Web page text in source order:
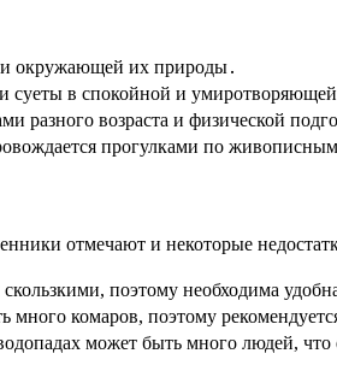
окружающей их природы․
суеты в спокойной и умиротворяющей
разного возраста и физической
прогулками по
отмечают и некоторые
поэтому необходима
комаров, поэтому
может быть много людей,